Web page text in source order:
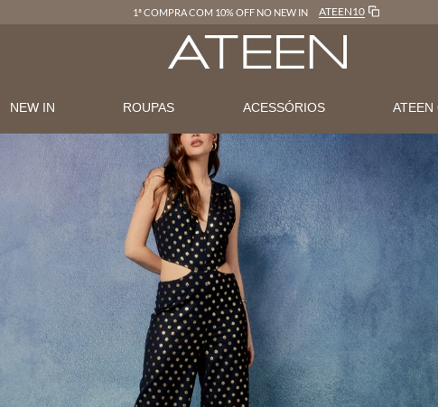
1ª COMPRA COM 10% OFF NO NEW IN ATEEN10
NEW IN ROUPAS ACESSÓRIOS ATEEN